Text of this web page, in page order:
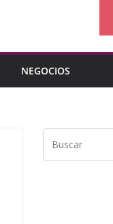
NEGOCIOS